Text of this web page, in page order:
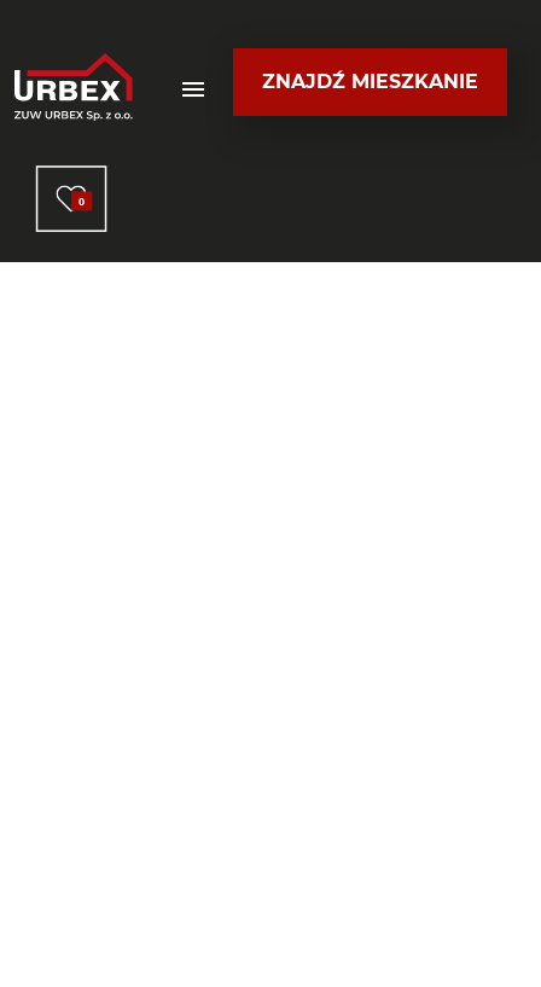
ZNAJDŹ MIESZKANIE
0